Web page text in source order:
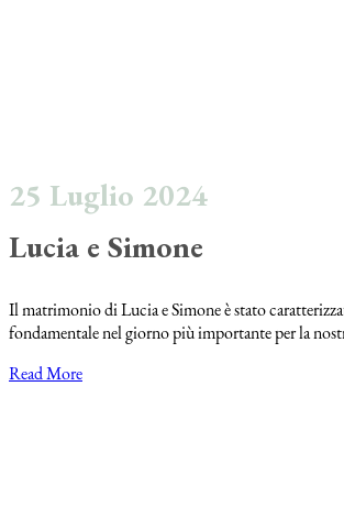
25 Luglio 2024
Lucia e Simone
Il matrimonio di Lucia e Simone è stato
fondamentale nel giorno più importante per la
Read More